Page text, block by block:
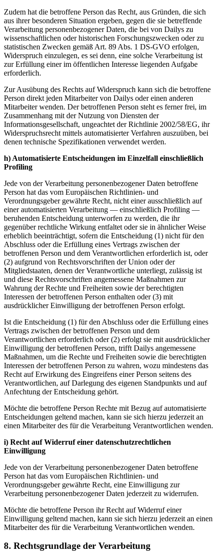
Zudem hat die betroffene Person das Recht, aus Gründen, die sich
aus ihrer besonderen Situation ergeben, gegen die sie betreffende
Verarbeitung personenbezogener Daten, die bei von Dailys zu
wissenschaftlichen oder historischen Forschungszwecken oder zu
statistischen Zwecken gemäß Art. 89 Abs. 1 DS-GVO erfolgen,
Widerspruch einzulegen, es sei denn, eine solche Verarbeitung ist
zur Erfüllung einer im öffentlichen Interesse liegenden Aufgabe
erforderlich.
Zur Ausübung des Rechts auf Widerspruch kann sich die betroffene
Person direkt jeden Mitarbeiter von Dailys oder einen anderen
Mitarbeiter wenden. Der betroffenen Person steht es ferner frei, im
Zusammenhang mit der Nutzung von Diensten der
Informationsgesellschaft, ungeachtet der Richtlinie 2002/58/EG, ihr
Widerspruchsrecht mittels automatisierter Verfahren auszuüben, bei
denen technische Spezifikationen verwendet werden.
h) Automatisierte Entscheidungen im Einzelfall einschließlich
Profiling
Jede von der Verarbeitung personenbezogener Daten betroffene
Person hat das vom Europäischen Richtlinien- und
Verordnungsgeber gewährte Recht, nicht einer ausschließlich auf
einer automatisierten Verarbeitung — einschließlich Profiling —
beruhenden Entscheidung unterworfen zu werden, die ihr
gegenüber rechtliche Wirkung entfaltet oder sie in ähnlicher Weise
erheblich beeinträchtigt, sofern die Entscheidung (1) nicht für den
Abschluss oder die Erfüllung eines Vertrags zwischen der
betroffenen Person und dem Verantwortlichen erforderlich ist, oder
(2) aufgrund von Rechtsvorschriften der Union oder der
Mitgliedstaaten, denen der Verantwortliche unterliegt, zulässig ist
und diese Rechtsvorschriften angemessene Maßnahmen zur
Wahrung der Rechte und Freiheiten sowie der berechtigten
Interessen der betroffenen Person enthalten oder (3) mit
ausdrücklicher Einwilligung der betroffenen Person erfolgt.
Ist die Entscheidung (1) für den Abschluss oder die Erfüllung eines
Vertrags zwischen der betroffenen Person und dem
Verantwortlichen erforderlich oder (2) erfolgt sie mit ausdrücklicher
Einwilligung der betroffenen Person, trifft Dailys angemessene
Maßnahmen, um die Rechte und Freiheiten sowie die berechtigten
Interessen der betroffenen Person zu wahren, wozu mindestens das
Recht auf Erwirkung des Eingreifens einer Person seitens des
Verantwortlichen, auf Darlegung des eigenen Standpunkts und auf
Anfechtung der Entscheidung gehört.
Möchte die betroffene Person Rechte mit Bezug auf automatisierte
Entscheidungen geltend machen, kann sie sich hierzu jederzeit an
einen Mitarbeiter des für die Verarbeitung Verantwortlichen wenden.
i) Recht auf Widerruf einer datenschutzrechtlichen
Einwilligung
Jede von der Verarbeitung personenbezogener Daten betroffene
Person hat das vom Europäischen Richtlinien- und
Verordnungsgeber gewährte Recht, eine Einwilligung zur
Verarbeitung personenbezogener Daten jederzeit zu widerrufen.
Möchte die betroffene Person ihr Recht auf Widerruf einer
Einwilligung geltend machen, kann sie sich hierzu jederzeit an einen
Mitarbeiter des für die Verarbeitung Verantwortlichen wenden.
8. Rechtsgrundlage der Verarbeitung